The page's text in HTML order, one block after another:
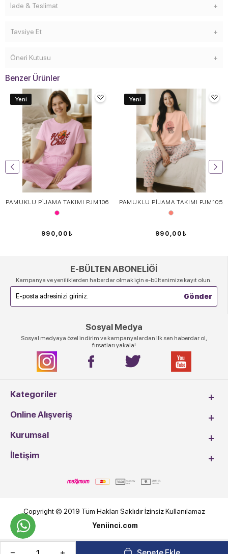
İade & Teslimat
Tavsiye Et
Öneri Kutusu
Benzer Ürünler
Yeni
PAMUKLU PİJAMA TAKIMI PJM106
990,00₺
Yeni
PAMUKLU PİJAMA TAKIMI PJM105
990,00₺
E-BÜLTEN ABONELİĞİ
Kampanya ve yeniliklerden haberdar olmak için e-bültenimize kayıt olun.
Sosyal Medya
Sosyal medyaya özel indirim ve kampanyalardan ilk sen haberdar ol,
fırsatları yakala!
Kategoriler
Online Alışveriş
Kurumsal
İletişim
Copyright © 2019 Tüm Hakları Saklıdır İzinsiz Kullanılamaz
Yeniinci.com
-Soft Sistemleriyle Hazırlanmıştır.